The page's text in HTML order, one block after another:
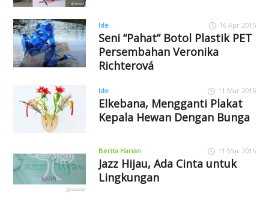
Ide 16 Apr 2015
Seni “Pahat” Botol Plastik PET
Persembahan Veronika
Richterová
Ide 11 Mar 2015
Elkebana, Mengganti Plakat
Kepala Hewan Dengan Bunga
Berita Harian 11 Mar 2015
Jazz Hijau, Ada Cinta untuk
Lingkungan